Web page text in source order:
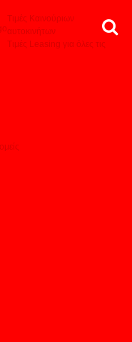
Τιμές Καινούριων
αυτοκινήτων
Τιμές Leasing για όλες τις